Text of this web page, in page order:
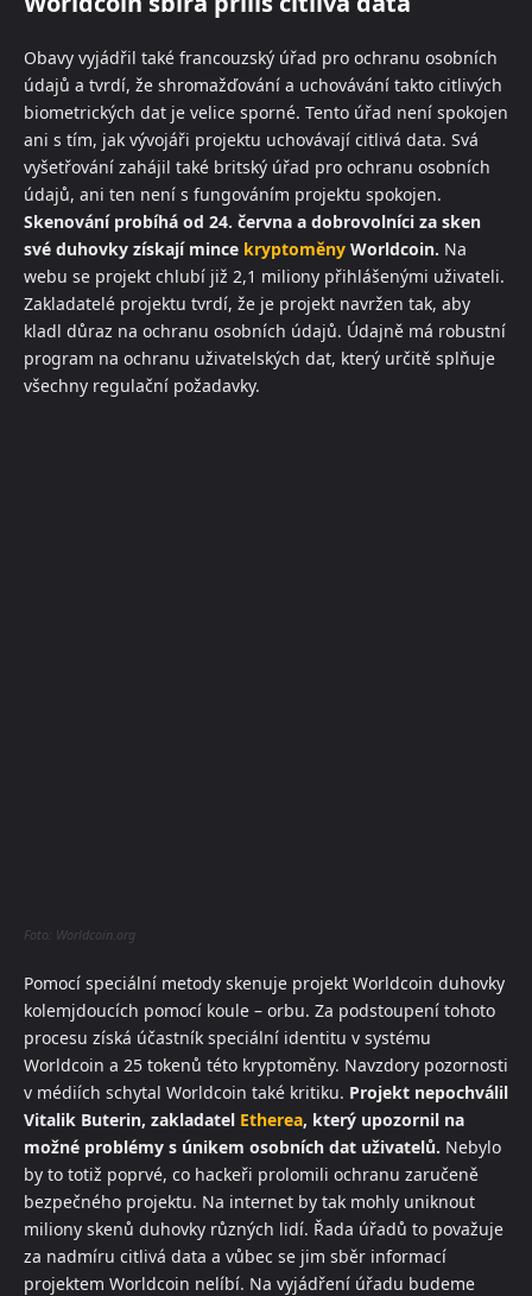
Obavy vyjádřil také francouzský úřad pro ochranu osobních
údajů a tvrdí, že shromažďování a uchovávání takto citlivých
biometrických dat je velice sporné. Tento úřad není spokojen
ani s tím, jak vývojáři projektu uchovávají citlivá data. Svá
vyšetřování zahájil také britský úřad pro ochranu osobních
údajů, ani ten není s fungováním projektu spokojen.
Skenování probíhá od 24. června a dobrovolníci za sken
své duhovky získají mince kryptoměny Worldcoin. Na
webu se projekt chlubí již 2,1 miliony přihlášenými uživateli.
Zakladatelé projektu tvrdí, že je projekt navržen tak, aby
kladl důraz na ochranu osobních údajů. Údajně má robustní
program na ochranu uživatelských dat, který určitě splňuje
všechny regulační požadavky.
Foto: Worldcoin.org
Pomocí speciální metody skenuje projekt Worldcoin duhovky
kolemjdoucích pomocí koule – orbu. Za podstoupení tohoto
procesu získá účastník speciální identitu v systému
Worldcoin a 25 tokenů této kryptoměny. Navzdory pozornosti
v médiích schytal Worldcoin také kritiku. Projekt nepochválil
Vitalik Buterin, zakladatel Etherea, který upozornil na
možné problémy s únikem osobních dat uživatelů. Nebylo
by to totiž poprvé, co hackeři prolomili ochranu zaručeně
bezpečného projektu. Na internet by tak mohly uniknout
miliony skenů duhovky různých lidí. Řada úřadů to považuje
za nadmíru citlivá data a vůbec se jim sběr informací
projektem Worldcoin nelíbí. Na vyjádření úřadu budeme